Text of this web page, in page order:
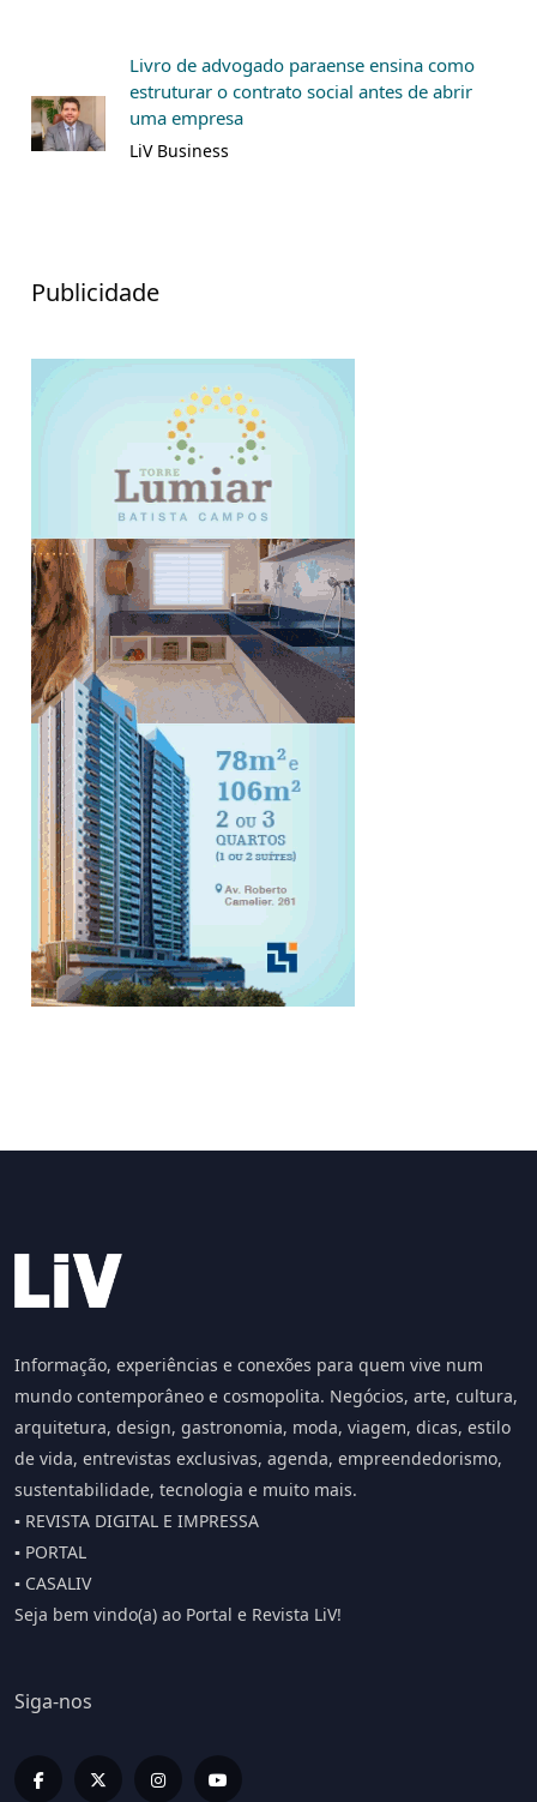
Livro de advogado paraense ensina como
estruturar o contrato social antes de abrir
uma empresa
LiV Business
Publicidade
Informação, experiências e conexões para quem vive num
mundo contemporâneo e cosmopolita. Negócios, arte, cultura,
arquitetura, design, gastronomia, moda, viagem, dicas, estilo
de vida, entrevistas exclusivas, agenda, empreendedorismo,
sustentabilidade, tecnologia e muito mais.
▪️ REVISTA DIGITAL E IMPRESSA
▪️ PORTAL
▪️ CASALIV
Seja bem vindo(a) ao Portal e Revista LiV!
Siga-nos